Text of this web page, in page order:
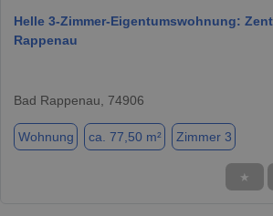
Helle 3-Zimmer-Eigentumswohnung:
Rappenau
Bad Rappenau, 74906
Wohnung ca. 77,50 m² Zimmer 3
★